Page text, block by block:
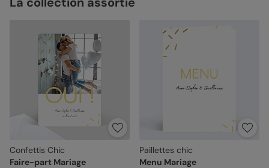
Confettis Chic
Faire-part Mariage
Paillettes chic
Menu Mariage